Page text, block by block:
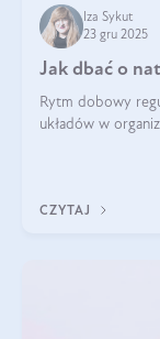
Iza Sykut
23 gru 2025
Jak dbać o
Rytm dobowy
układów w
CZYTAJ